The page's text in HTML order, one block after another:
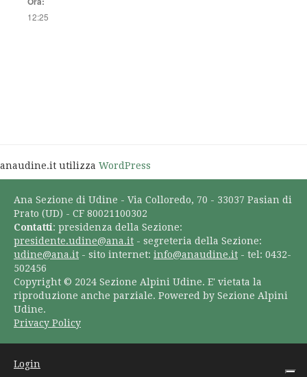
12:25
anaudine.it utilizza WordPress
Ana Sezione di Udine - Via Colloredo, 70 - 33037 Pasian di
Prato (UD) - CF 80021100302
Contatti: presidenza della Sezione:
presidente.udine@ana.it - segreteria della Sezione:
udine@ana.it - sito internet: info@anaudine.it - tel: 0432-
502456
Copyright © 2024 Sezione Alpini Udine. E' vietata la
riproduzione anche parziale. Powered by Sezione Alpini
Udine.
Privacy Policy
Login